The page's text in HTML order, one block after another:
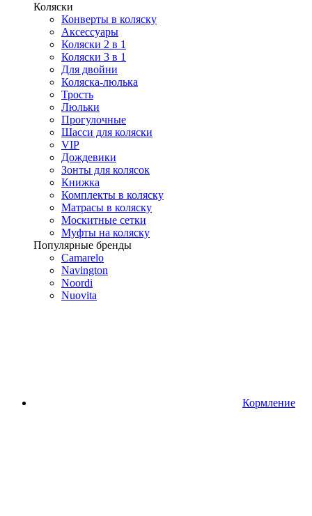
Коляски
Конверты в коляску
Аксессуары
Коляски 2 в 1
Коляски 3 в 1
Для двойни
Коляска-люлька
Трость
Люльки
Прогулочные
Шасси для коляски
VIP
Дождевики
Зонты для колясок
Книжка
Комплекты в коляску
Матрасы в коляску
Москитные сетки
Муфты на коляску
Популярные бренды
Camarelo
Navington
Noordi
Nuovita
Кормление